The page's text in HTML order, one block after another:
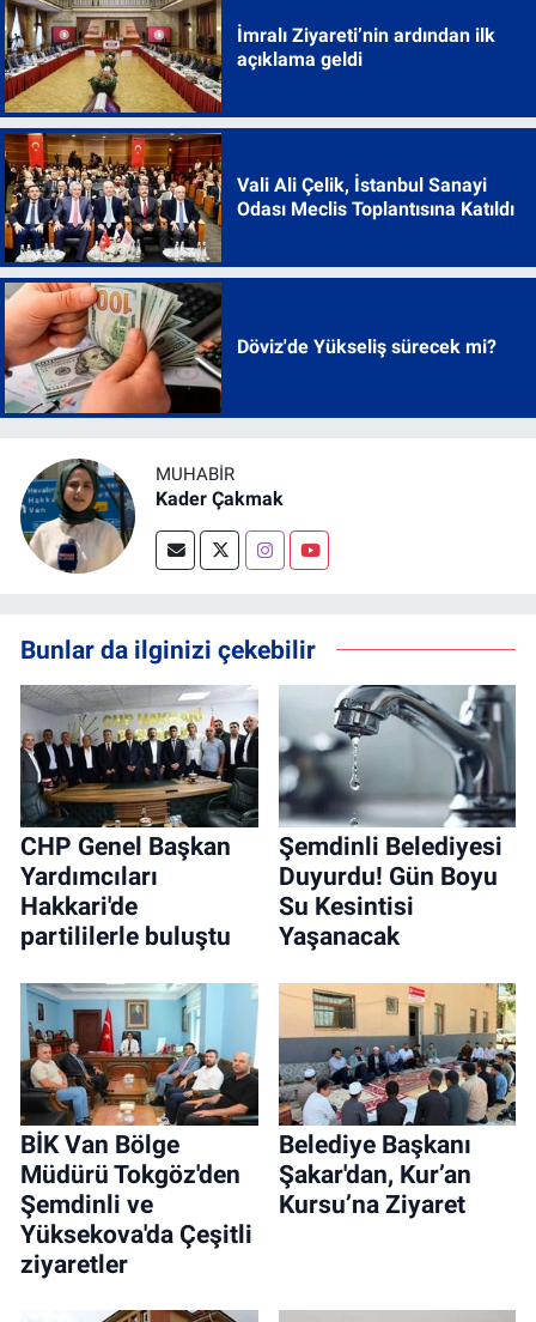
İmralı Ziyareti’nin ardından ilk
açıklama geldi
Vali Ali Çelik, İstanbul Sanayi
Odası Meclis Toplantısına Katıldı
Döviz'de Yükseliş sürecek mi?
MUHABİR
Kader Çakmak
Bunlar da ilginizi çekebilir
CHP Genel Başkan
Yardımcıları
Hakkari'de
partililerle buluştu
Şemdinli Belediyesi
Duyurdu! Gün Boyu
Su Kesintisi
Yaşanacak
BİK Van Bölge
Müdürü Tokgöz'den
Şemdinli ve
Yüksekova'da Çeşitli
ziyaretler
Belediye Başkanı
Şakar'dan, Kur’an
Kursu’na Ziyaret